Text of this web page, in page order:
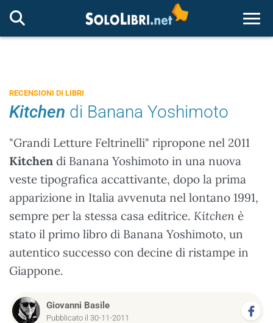
RECENSIONI DI LIBRI
Kitchen di Banana Yoshimoto
"Grandi Letture Feltrinelli" ripropone nel 2011
Kitchen di Banana Yoshimoto in una nuova
veste tipografica accattivante, dopo la prima
apparizione in Italia avvenuta nel lontano 1991,
sempre per la stessa casa editrice. Kitchen è
stato il primo libro di Banana Yoshimoto, un
autentico successo con decine di ristampe in
Giappone.
Giovanni Basile
Pubblicato il 30-11-2011